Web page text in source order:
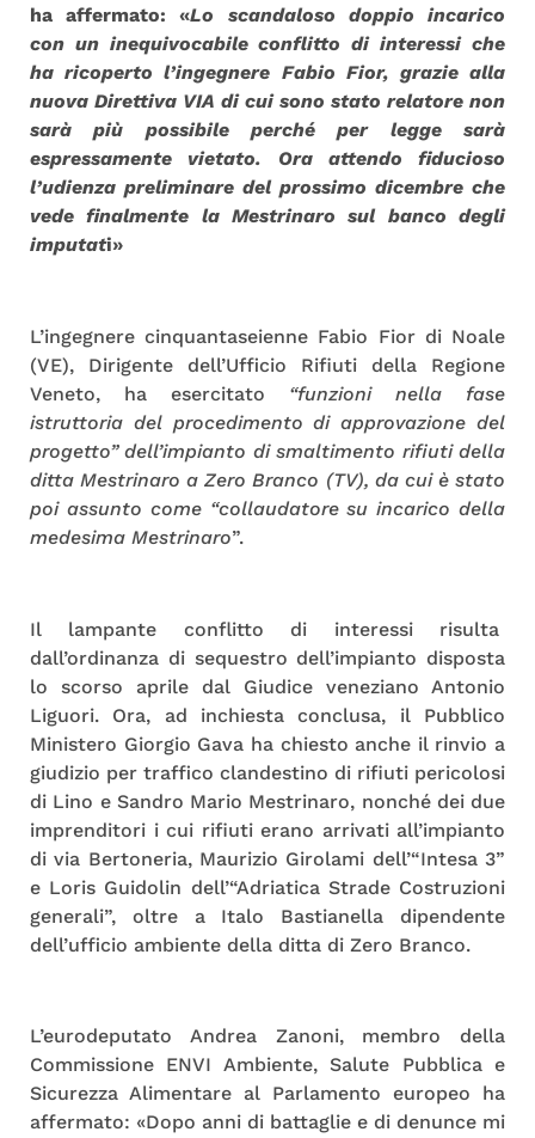
ha affermato: «Lo scandaloso doppio incarico
con un inequivocabile conflitto di interessi che
ha ricoperto l’ingegnere Fabio Fior, grazie alla
nuova Direttiva VIA di cui sono stato relatore non
sarà più possibile perché per legge sarà
espressamente vietato. Ora attendo fiducioso
l’udienza preliminare del prossimo dicembre che
vede finalmente la Mestrinaro sul banco degli
imputati»
L’ingegnere cinquantaseienne Fabio Fior di Noale
(VE), Dirigente dell’Ufficio Rifiuti della Regione
Veneto, ha esercitato “funzioni nella fase
istruttoria del procedimento di approvazione del
progetto” dell’impianto di smaltimento rifiuti della
ditta Mestrinaro a Zero Branco (TV), da cui è stato
poi assunto come “collaudatore su incarico della
medesima Mestrinaro”.
Il lampante conflitto di interessi risulta
dall’ordinanza di sequestro dell’impianto disposta
lo scorso aprile dal Giudice veneziano Antonio
Liguori. Ora, ad inchiesta conclusa, il Pubblico
Ministero Giorgio Gava ha chiesto anche il rinvio a
giudizio per traffico clandestino di rifiuti pericolosi
di Lino e Sandro Mario Mestrinaro, nonché dei due
imprenditori i cui rifiuti erano arrivati all’impianto
di via Bertoneria, Maurizio Girolami dell’“Intesa 3”
e Loris Guidolin dell’“Adriatica Strade Costruzioni
generali”, oltre a Italo Bastianella dipendente
dell’ufficio ambiente della ditta di Zero Branco.
L’eurodeputato Andrea Zanoni, membro della
Commissione ENVI Ambiente, Salute Pubblica e
Sicurezza Alimentare al Parlamento europeo ha
affermato: «Dopo anni di battaglie e di denunce mi